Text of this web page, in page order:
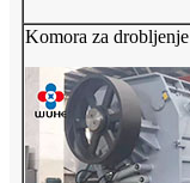
Komora za drobljenje